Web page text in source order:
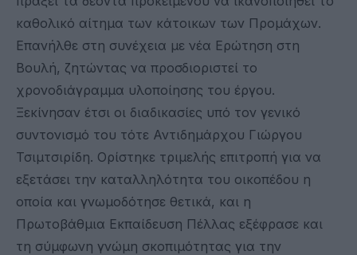
καθολικό αίτημα των κάτοικων των Προμάχων.
Επανήλθε στη συνέχεια με νέα Ερώτηση στη
Βουλή, ζητώντας να προσδιοριστεί το
χρονοδιάγραμμα υλοποίησης του έργου.
Ξεκίνησαν έτσι οι διαδικασίες υπό τον γενικό
συντονισμό του τότε Αντιδημάρχου Γιώργου
Τσιμτσιρίδη. Ορίστηκε τριμελής επιτροπή για να
εξετάσει την καταλληλότητα του οικοπέδου η
οποία και γνωμοδότησε θετικά, και η
Πρωτοβάθμια Εκπαίδευση Πέλλας εξέφρασε και
τη σύμφωνη γνώμη σκοπιμότητας για την